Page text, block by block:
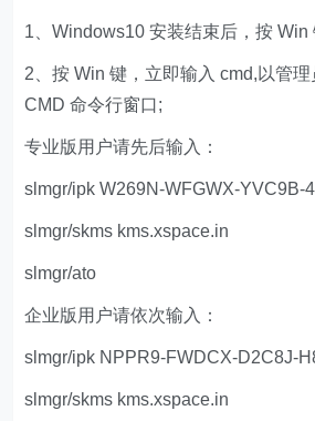
1、Windows10 安装结束后，按 Win
2、按 Win 键，立即输入 cmd,以管
CMD 命令行窗口;
专业版用户请先后输入：
slmgr/ipk W269N-WFGWX-YVC9B-
slmgr/skms kms.xspace.in
slmgr/ato
企业版用户请依次输入：
slmgr/ipk NPPR9-FWDCX-D2C8J-
slmgr/skms kms.xspace.in